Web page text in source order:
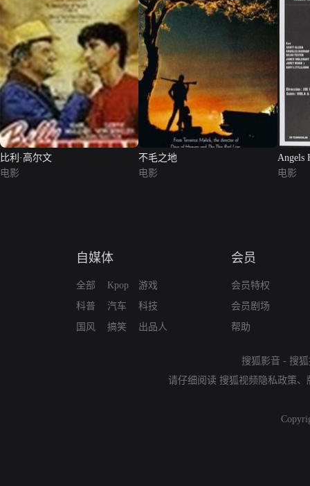
比利·高尔文
电影
不毛之地
电影
Angels
电影
自媒体
全部
科普
国风
Kpop
汽车
搞笑
游戏
科技
出品人
会员
会员特权
会员剧场
帮助
搜狐影音 - 搜
请仔细阅读 搜狐视频隐私政策、